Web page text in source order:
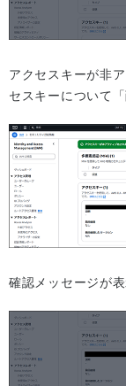
アクセスキーが非
セスキーについて
確認メッセージが